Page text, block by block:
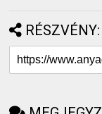
RÉSZVÉNY: